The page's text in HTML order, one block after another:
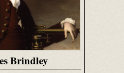
Brindley